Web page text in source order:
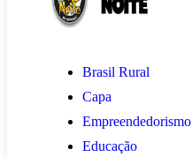
Brasil Rural
Capa
Empreendedorismo
Educação